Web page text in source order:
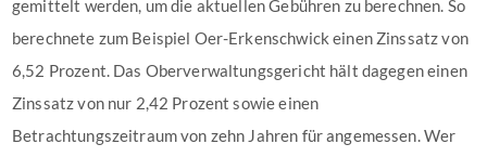
gemittelt werden, um die aktuellen Gebühren zu berechnen. So
berechnete zum Beispiel Oer-Erkenschwick einen Zinssatz von
6,52 Prozent. Das Oberverwaltungsgericht hält dagegen einen
Zinssatz von nur 2,42 Prozent sowie einen
Betrachtungszeitraum von zehn Jahren für angemessen. Wer